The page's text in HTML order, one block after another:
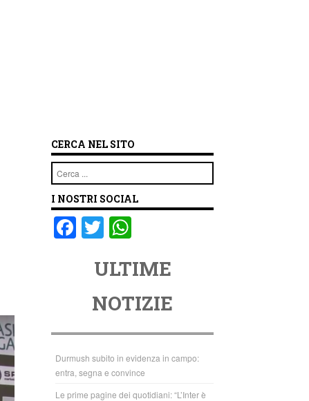
CERCA NEL SITO
Cerca
I NOSTRI SOCIAL
F
o
o
k
T
tt
er
at
s
A
p
p
ULTIME
NOTIZIE
Durmush subito in evidenza in campo:
entra, segna e convince
Le prime pagine dei quotidiani: “L’Inter è